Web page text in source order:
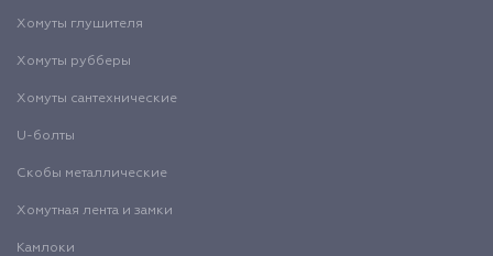
Хомуты глушителя
Хомуты рубберы
Хомуты сантехнические
U-болты
Скобы металлические
Хомутная лента и замки
Камлоки